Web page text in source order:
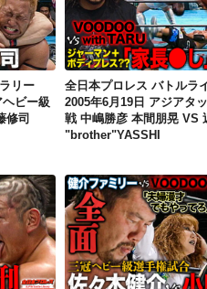
全日本プロレス バトルライブラリー 2005年10月22日 世界ジュニアヘビー級選手権 TAKAみちのく VS 近藤修司
リー
ビー級
修司
全日本プロレス バトルラ
2005年6月19日 アジアタ
戦 中嶋勝彦 本間朋晃 VS
"brother"YASSHI
全日本プロレス バトルライブラリー 2008年4月7日 チャンピオン・カーニバル 鈴木みのる VS 諏訪魔